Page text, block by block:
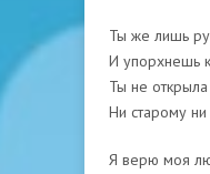
Ты же лишь
И упорхнешь
Ты не
Ни старому
Я верю моя